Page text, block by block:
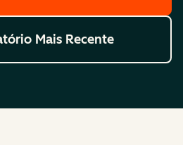
Mais Recente